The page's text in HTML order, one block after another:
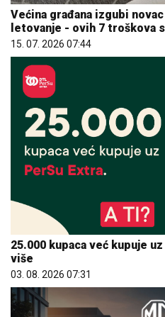
Većina građana izgubi
letovanje - ovih 7 troškova
15. 07. 2026 07:44
25.000 kupaca već kupuje
više
03. 08. 2026 07:31